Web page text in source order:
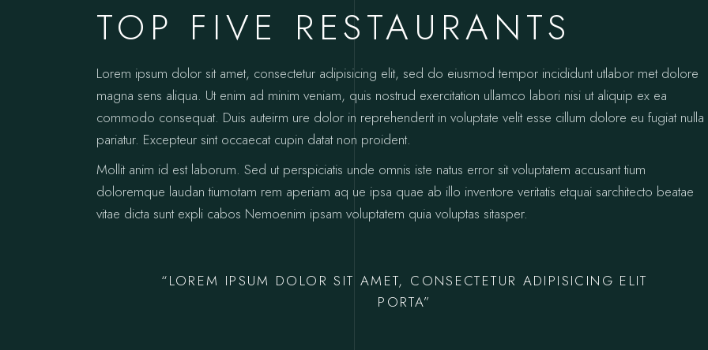
TOP FIVE RESTAURANTS
Lorem ipsum dolor sit amet, consectetur adipisicing elit, sed do eiusmod tempor incididunt utlabor met dolore
magna sens aliqua. Ut enim ad minim veniam, quis nostrud exercitation ullamco labori nisi ut aliquip ex ea
commodo consequat. Duis auteirm ure dolor in reprehenderit in voluptate velit esse cillum dolore eu fugiat nulla
pariatur. Excepteur sint occaecat cupin datat non proident.
Mollit anim id est laborum. Sed ut perspiciatis unde omnis iste natus error sit voluptatem accusant tium
doloremque laudan tiumotam rem aperiam aq ue ipsa quae ab illo inventore veritatis etquai sarchitecto beatae
vitae dicta sunt expli cabos Nemoenim ipsam voluptatem quia voluptas sitasper.
“LOREM IPSUM DOLOR SIT AMET, CONSECTETUR ADIPISICING ELIT
PORTA”